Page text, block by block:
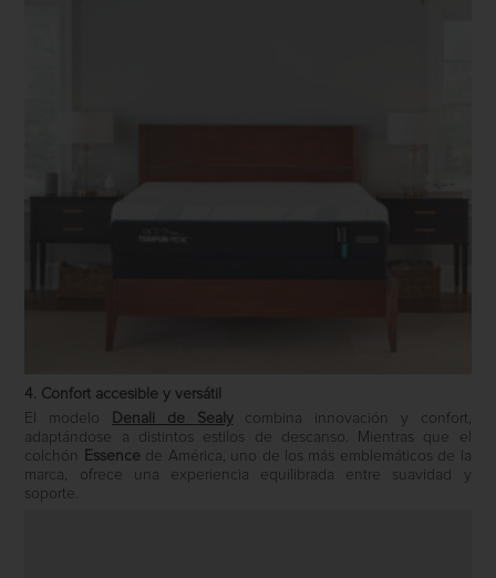
4. Confort accesible y versátil
El modelo
Denali de Sealycombina innovación y confort,
adaptándose a distintos estilos de descanso. Mientras que el
colchón
Essencede América , uno de los más emblemáticos de la
marca, ofrece una experiencia equilibrada entre suavidad y
soporte.